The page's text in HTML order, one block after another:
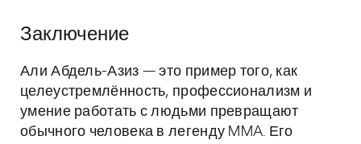
Заключение
Али Абдель-Азиз — это пример того, как
целеустремлённость, профессионализм и
умение работать с людьми превращают
обычного человека в легенду MMA. Его